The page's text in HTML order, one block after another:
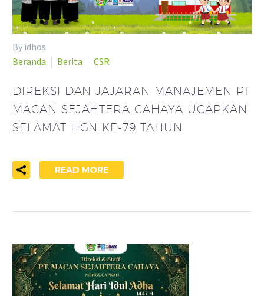
By idhos
Beranda
Berita CSR
DIREKSI DAN JAJARAN MANAJEMEN PT
MACAN SEJAHTERA CAHAYA UCAPKAN
SELAMAT HGN KE-79 TAHUN
READ MORE